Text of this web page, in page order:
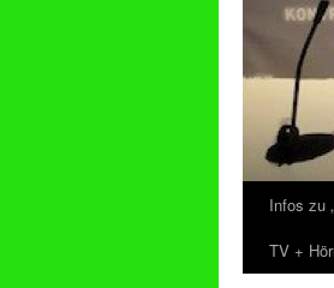
Zum
Inhalt
Infos zu
TV +